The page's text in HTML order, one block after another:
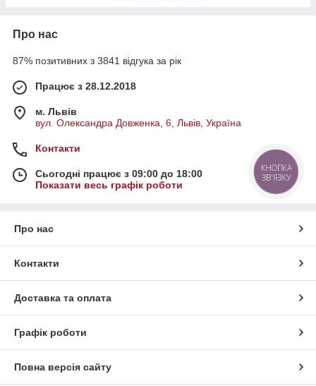
Про нас
87% позитивних з 3841 відгука за рік
Працює з 28.12.2018
м. Львів
вул. Олександра Довженка, 6, Львів, Україна
Контакти
Сьогодні працює з 09:00 до 18:00
Показати весь графік роботи
Про нас
Контакти
Доставка та оплата
Графік роботи
Повна версія сайту
КНОПКА
ЗВ'ЯЗКУ